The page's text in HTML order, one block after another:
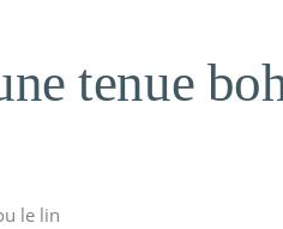
tenue
le lin